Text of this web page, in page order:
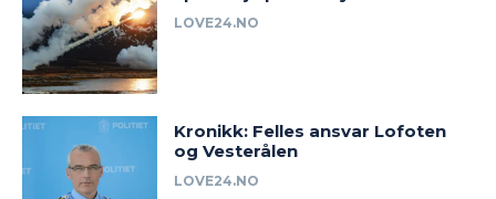
LOVE24.NO
Kronikk: Felles ansvar Lofoten
og Vesterålen
LOVE24.NO